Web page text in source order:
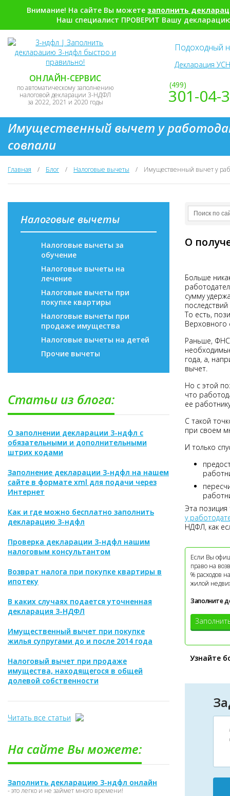
Внимание! На сайте Вы можетезаполнить
Наш специалист ПРОВЕРИТ Вашу
ОНЛАЙН-СЕРВИС
по автоматическому заполнению
налоговой декларации 3-НДФЛ
за 2022, 2021 и 2020 годы
Подоходный
Декларация
(499)
301-04-
Имущественный вычет у
совпали
Главная / Блог / Налоговые вычеты / Имущественный вычет у
Налоговые вычеты
Налоговые вычеты за
обучение
Налоговые вычеты на
лечение
Налоговые вычеты при
покупке квартиры
Налоговые вычеты при
продаже имущества
Налоговые вычеты на детей
Прочие вычеты
Статьи из блога:
О заполнении декларации 3-ндфл с
обязательными и дополнительными
штрих кодами
Заполнение декларации 3-ндфл на нашем
сайте в формате xml для подачи через
Интернет
Как и где можно бесплатно заполнить
декларацию 3-ндфл
Проверка декларации 3-ндфл нашим
налоговым консультантом
Возврат налога при покупке квартиры в
ипотеку
В каких случаях подается уточненная
декларация 3-НДФЛ
Имущественный вычет при покупке
жилья супругами до и после 2014 года
Налоговый вычет при продаже
имущества, находящегося в общей
долевой собственности
Читать все статьи
На сайте Вы можете:
Заполнить декларацию 3-ндфл онлайн
- это легко и не займет много времени!
О
Больше
сумму
То есть,
Верховного
Раньше, ФНС
года, а,
вычет.
Но с этой
что
ее
С такой
при своем
И только
Эта
у
НДФЛ, как
Если Вы
право на
% расходов
жилой
Заполните
Узнайте